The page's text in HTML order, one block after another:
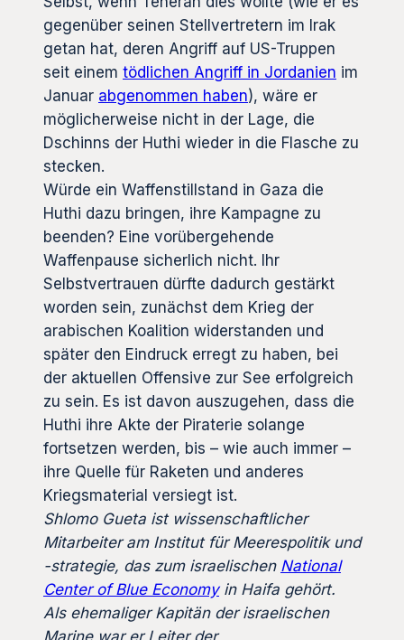
gegenüber seinen Stellvertretern im Irak
getan hat, deren Angriff auf US-Truppen
seit einem tödlichen Angriff in Jordanien im
Januar abgenommen haben), wäre er
möglicherweise nicht in der Lage, die
Dschinns der Huthi wieder in die Flasche zu
stecken.
Würde ein Waffenstillstand in Gaza die
Huthi dazu bringen, ihre Kampagne zu
beenden? Eine vorübergehende
Waffenpause sicherlich nicht. Ihr
Selbstvertrauen dürfte dadurch gestärkt
worden sein, zunächst dem Krieg der
arabischen Koalition widerstanden und
später den Eindruck erregt zu haben, bei
der aktuellen Offensive zur See erfolgreich
zu sein. Es ist davon auszugehen, dass die
Huthi ihre Akte der Piraterie solange
fortsetzen werden, bis – wie auch immer –
ihre Quelle für Raketen und anderes
Kriegsmaterial versiegt ist.
Shlomo Gueta ist wissenschaftlicher
Mitarbeiter am Institut für Meerespolitik und
-strategie, das zum israelischen National
Center of Blue Economyin Haifa gehört.
Als ehemaliger Kapitän der israelischen